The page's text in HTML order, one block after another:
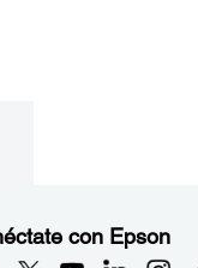
con Epson